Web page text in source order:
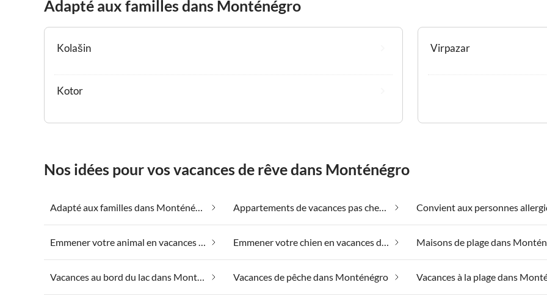
Adapté aux familles dans Monténégro
Kolašin
Kotor
Virpazar
Nos idées pour vos vacances de rêve dans Monténégro
Adapté aux familles dans Monténégro Appartements de vacances pas chers dans Monténégro
Emmener votre animal en vacances dans Monténégro Emmener votre chien en vacances dans Monténégro Maisons de plage dans
Vacances au bord du lac dans Monténégro Vacances de pêche dans Monténégro Vacances à la plage dans